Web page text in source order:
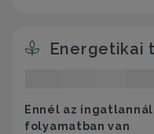
Energetikai
Ennél az
folyamatban van